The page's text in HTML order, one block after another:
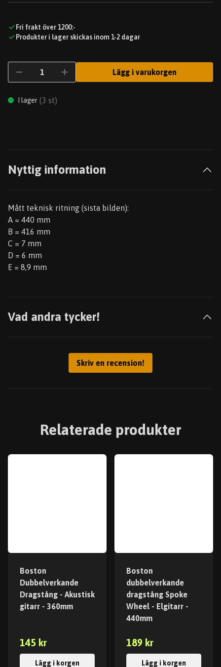
Fri frakt över 1200:-
Produkter i lager skickas inom 1-2 dagar
Lägg i varukorgen
I lager (3 st)
Nyttig information
Mått teknisk ritning (sista bilden):
A = 440 mm
B = 416 mm
C = 7 mm
D = 6 mm
E = 8,9 mm
Vad andra tycker!
Skriv en recension!
Relaterade produkter
Boston
Dubbelverkande
Dragstång - Akustisk
gitarr - 360mm
145 kr
Lägg i korgen
Boston
dubbelverkande
dragstång Spoke
Wheel - Elgitarr -
440mm
189 kr
Lägg i korgen